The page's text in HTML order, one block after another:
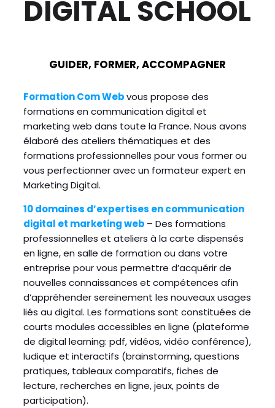
DIGITAL SCHOOL
GUIDER, FORMER, ACCOMPAGNER
Formation Com Webvous propose des
formations en communication digital et
marketing web dans toute la France. Nous avons
élaboré des ateliers thématiques et des
formations professionnelles pour vous former ou
vous perfectionner avec un formateur expert en
Marketing Digital.
10 domaines d’expertises en communication
digital et marketing web – Des formations
professionnelles et ateliers à la carte dispensés
en ligne, en salle de formation ou dans votre
entreprise pour vous permettre d’acquérir de
nouvelles connaissances et compétences afin
d’appréhender sereinement les nouveaux usages
liés au digital. Les formations sont constituées de
courts modules accessibles en ligne (plateforme
de digital learning: pdf, vidéos, vidéo conférence),
ludique et interactifs (brainstorming, questions
pratiques, tableaux comparatifs, fiches de
lecture, recherches en ligne, jeux, points de
participation).